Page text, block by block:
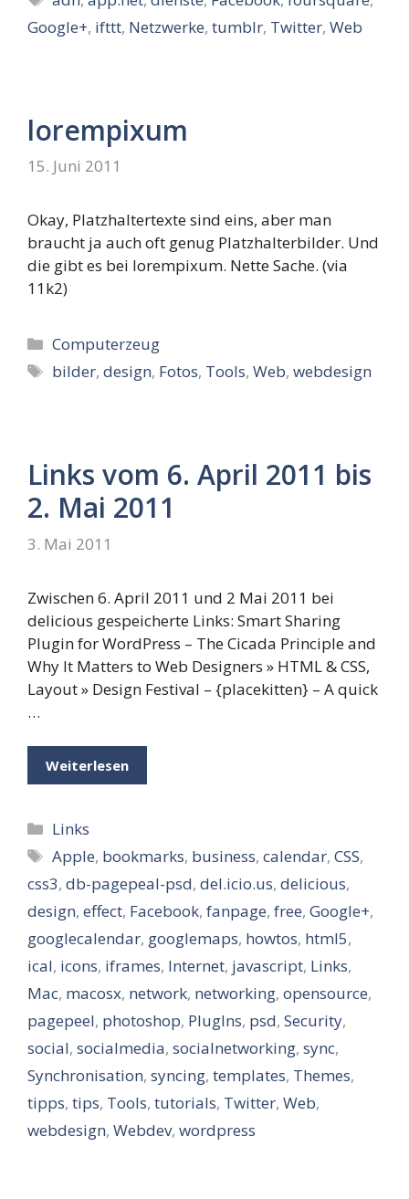
Google+, ifttt, Netzwerke, tumblr, Twitter, Web
lorempixum
15. Juni 2011
Okay, Platzhaltertexte sind eins, aber man
braucht ja auch oft genug Platzhalterbilder. Und
die gibt es bei lorempixum. Nette Sache. (via
11k2)
Kategorien
Computerzeug
Schlagwörter
bilder,design, Fotos, Tools,Web,webdesign
Links vom 6. April 2011 bis
2. Mai 2011
3. Mai 2011
Zwischen 6. April 2011 und 2 Mai 2011 bei
delicious gespeicherte Links: Smart Sharing
Plugin for WordPress – The Cicada Principle and
Why It Matters to Web Designers » HTML & CSS,
Layout » Design Festival – {placekitten} – A quick
…
Weiterlesen
Kategorien
Links
Schlagwörter
Apple, bookmarks, business,calendar,CSS,
css3, db-pagepeal-psd, del.icio.us, delicious,
design, effect, Facebook, fanpage, free, Google+,
googlecalendar, googlemaps, howtos, html5,
ical, icons, iframes, Internet, javascript, Links,
Mac, macosx, network, networking, opensource,
pagepeel, photoshop, PlugIns, psd, Security,
social, socialmedia, socialnetworking, sync,
Synchronisation, syncing, templates, Themes,
tipps, tips, Tools, tutorials, Twitter, Web,
webdesign, Webdev, wordpress